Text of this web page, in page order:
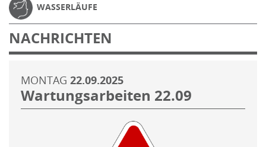
WASSERLÄUFE
NACHRICHTEN
MONTAG 22.09.2025
Wartungsarbeiten 22.09